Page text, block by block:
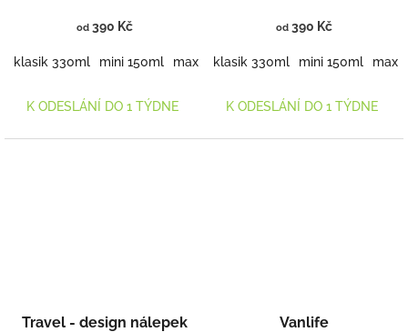
od390 Kč
klasik 330ml mini 150ml maxi 460ml
K ODESLÁNÍ DO 1 TÝDNE
od390 Kč
klasik 330ml mini 150ml maxi
K ODESLÁNÍ DO 1 TÝDNE
Travel - design nálepek Vanlife